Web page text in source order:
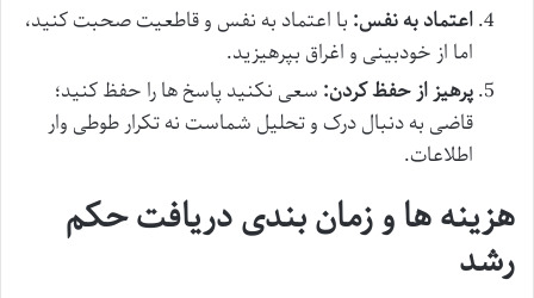
اعتماد به نفس: با اعتماد به نفس و قاطعیت صحبت کنید،
اما از خودبینی و اغراق بپرهیزید.
پرهیز از حفظ کردن: سعی نکنید پاسخ ها را حفظ کنید؛
قاضی به دنبال درک و تحلیل شماست نه تکرار طوطی وار
اطلاعات.
هزینه ها و زمان بندی دریافت حکم
رشد